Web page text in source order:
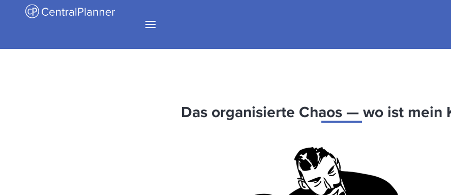
Das organisierte Chaos — wo ist mein